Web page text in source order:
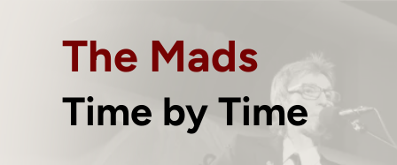
The Mads
Time by Time